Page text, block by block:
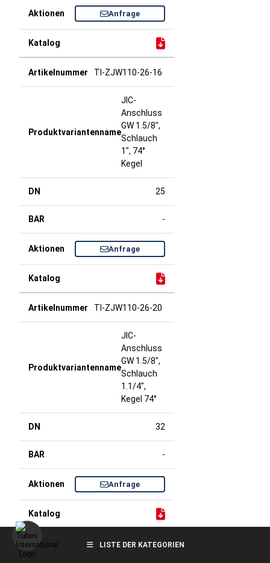
Anfrage
TI-ZJW110-26-16
JIC-
Anschluss
GW 1.5/8",
Schlauch
1", 74°
Kegel
25
-
Anfrage
TI-ZJW110-26-20
JIC-
Anschluss
GW 1.5/8",
Schlauch
1.1/4",
Kegel 74°
32
-
Anfrage
TI-ZJW110-30-20
LISTE DER KATEGORIEN